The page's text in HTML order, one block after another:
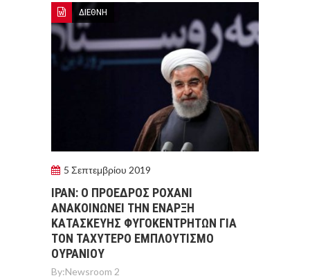
ΔΙΕΘΝΗ
5 Σεπτεμβρίου 2019
ΙΡΑΝ: Ο ΠΡΟΕΔΡΟΣ ΡΟΧΑΝΙ
ΑΝΑΚΟΙΝΩΝΕΙ ΤΗΝ ΕΝΑΡΞΗ
ΚΑΤΑΣΚΕΥΗΣ ΦΥΓΟΚΕΝΤΡΗΤΩΝ ΓΙΑ
ΤΟΝ ΤΑΧΥΤΕΡΟ ΕΜΠΛΟΥΤΙΣΜΟ
ΟΥΡΑΝΙΟΥ
By:Newsroom 2